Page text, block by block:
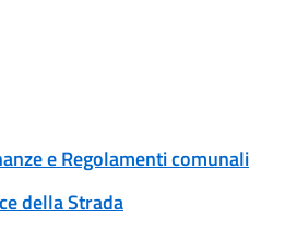
e Regolamenti comunali
della Strada